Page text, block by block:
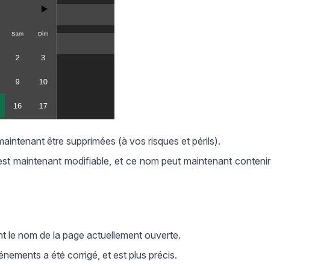
être supprimées (à vos risques et périls).
maintenant modifiable, et ce nom peut maintenant contenir
le nom de la page actuellement ouverte.
a été corrigé, et est plus précis.